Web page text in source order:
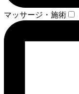
マッサージ・施術